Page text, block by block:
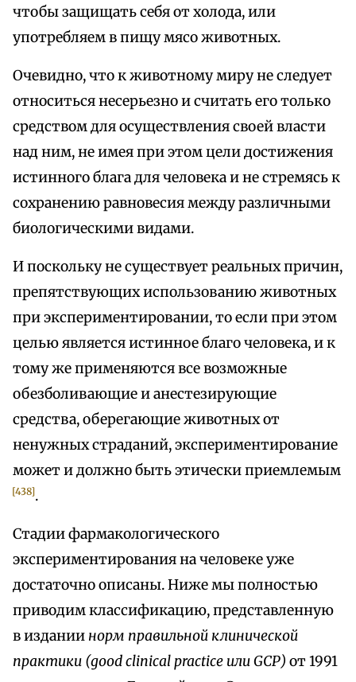
чтобы защищать себя от холода, или
употребляем в пищу мясо животных.
Очевидно, что к животному миру не следует
относиться несерьезно и считать его только
средством для осуществления своей власти
над ним, не имея при этом цели достижения
истинного блага для человека и не стремясь к
сохранению равновесия между различными
биологическими видами.
И поскольку не существует реальных причин,
препятствующих использованию животных
при экспериментировании, то если при этом
целью является истинное благо человека, и к
тому же применяются все возможные
обезболивающие и анестезирующие
средства, оберегающие животных от
ненужных страданий, экспериментирование
может и должно быть этически приемлемым
[438].
Стадии фармакологического
экспериментирования на человеке уже
достаточно описаны. Ниже мы полностью
приводим классификацию, представленную
в издании норм правильной клинической
практики (good clinical practice или GCP) от 1991